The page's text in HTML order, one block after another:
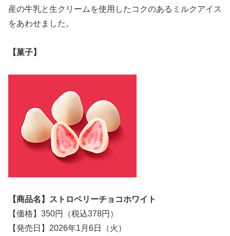
産の牛乳と生クリームを使用したコクのあるミルクアイス
をあわせました。
【菓子】
【商品名】ストロベリーチョコホワイト
【価格】350円（税込378円）
【発売日】2026年1月6日（火）